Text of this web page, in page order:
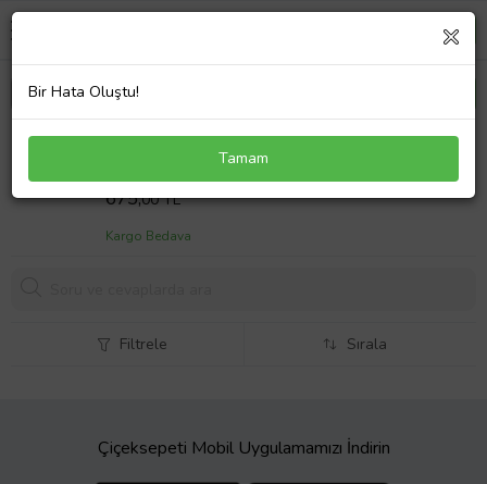
Toyota Hilux 2004 Cam Rüzgarlığı 4lü Takım
Sepet Fiyatı
675,00 TL
Kargo Bedava
Filtrele Sırala
Çiçeksepeti Mobil Uygulamamızı İndirin
Bir Hata Oluştu!
Tamam